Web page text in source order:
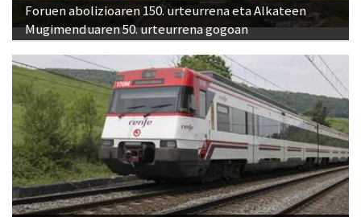
Foruen abolizioaren 150. urteurrena eta Alkateen
Mugimenduaren 50. urteurrena gogoan